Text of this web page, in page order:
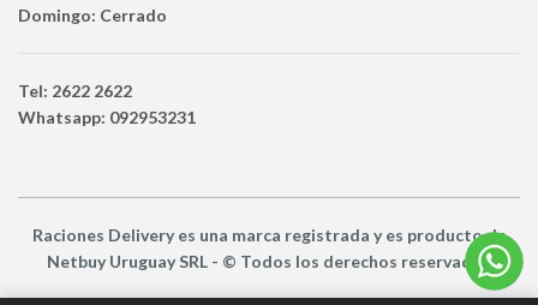
Domingo: Cerrado
Tel: 2622 2622
Whatsapp: 092953231
Raciones Deliveryes una marca registrada y es productode
Netbuy Uruguay SRL - © Todos los derechos reservados